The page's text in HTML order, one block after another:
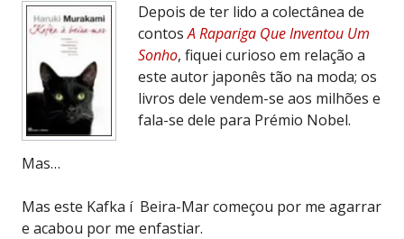
Depois de ter lido a colectânea de
contosA Rapariga Que Inventou Um
Sonho, fiquei curioso em relação a
este autor japonês tão na moda; os
livros dele vendem-se aos milhões e
fala-se dele para Prémio Nobel.
Mas…
Mas este Kafka í Beira-Mar começou por me agarrar
e acabou por me enfastiar.